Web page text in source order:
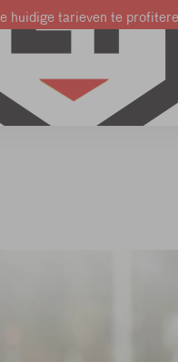
huidige tarieven te
Engels Leer Nederlands